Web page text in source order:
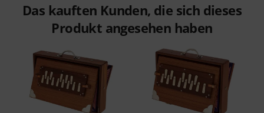
Das kauften Kunden, die sich dieses
Produkt angesehen haben